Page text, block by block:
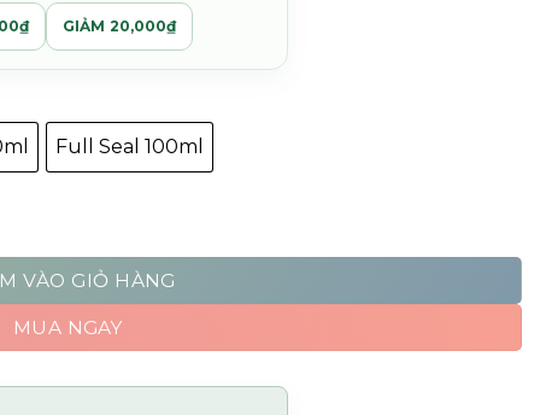
GIẢM 20,000₫
Full Seal 100ml
VÀO GIỎ HÀNG
MUA NGAY